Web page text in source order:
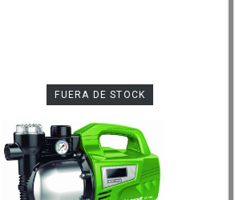
FUERA DE STOCK